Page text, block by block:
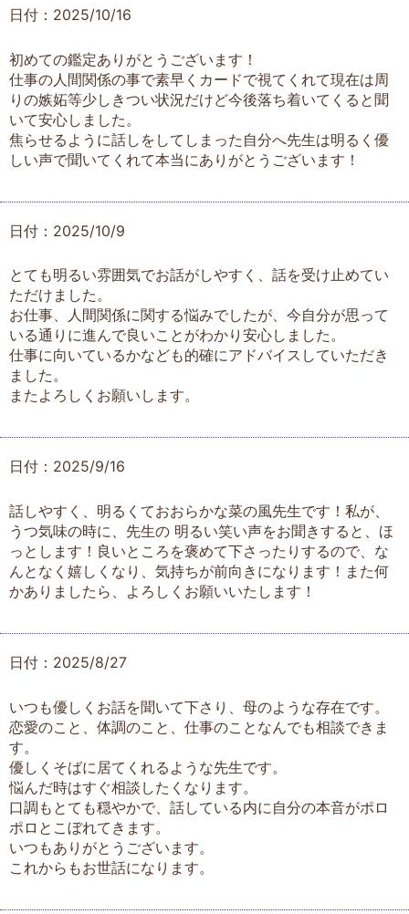
日付：2025/10/16
初めての鑑定ありがとうございます！
仕事の人間関係の事で素早くカードで視てくれて現在は周
りの嫉妬等少しきつい状況だけど今後落ち着いてくると聞
いて安心しました。
焦らせるように話しをしてしまった自分へ先生は明るく優
しい声で聞いてくれて本当にありがとうございます！
日付：2025/10/9
とても明るい雰囲気でお話がしやすく、話を受け止めてい
ただけました。
お仕事、人間関係に関する悩みでしたが、今自分が思って
いる通りに進んで良いことがわかり安心しました。
仕事に向いているかなども的確にアドバイスしていただき
ました。
またよろしくお願いします。
日付：2025/9/16
話しやすく、明るくておおらかな菜の風先生です！私が、
うつ気味の時に、先生の 明るい笑い声をお聞きすると、ほ
っとします！良いところを褒めて下さったりするので、な
んとなく嬉しくなり、気持ちが前向きになります！また何
かありましたら、よろしくお願いいたします！
日付：2025/8/27
いつも優しくお話を聞いて下さり、母のような存在です。
恋愛のこと、体調のこと、仕事のことなんでも相談できま
す。
優しくそばに居てくれるような先生です。
悩んだ時はすぐ相談したくなります。
口調もとても穏やかで、話している内に自分の本音がポロ
ポロとこぼれてきます。
いつもありがとうございます。
これからもお世話になります。